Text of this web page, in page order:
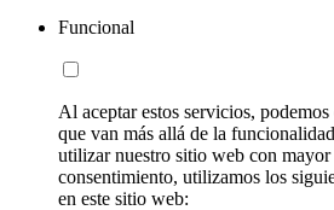
Funcional
Al aceptar estos servicios,
que van más allá de la
utilizar nuestro sitio web con
consentimiento, utilizamos los
en este sitio web: